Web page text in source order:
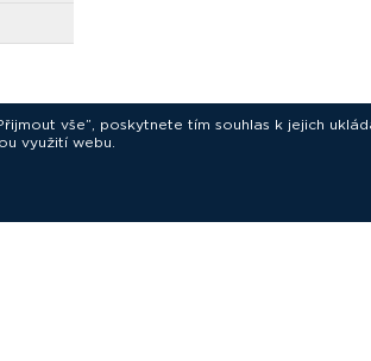
vše”, poskytnete tím souhlas k jejich
využití webu.